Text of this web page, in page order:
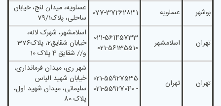
بوشهر
عسلویه 077-37262831 عسلويه، ميدان لنج، خيابان
ساحلی، پلاک79/1
تهران اسلامشهر
021-56145733
021-56135510
اسلامشهر، شهرک لاله،
خیابان شقایق2، پلاک376
و// شقایق 4 پلاک 10
تهران تهران
021-55927535
- 021-55927040
شهر ری، میدان فرمانداری،
خیابان شهید الیاس
سلیمانی، میدان شهید اول،
پلاک 80